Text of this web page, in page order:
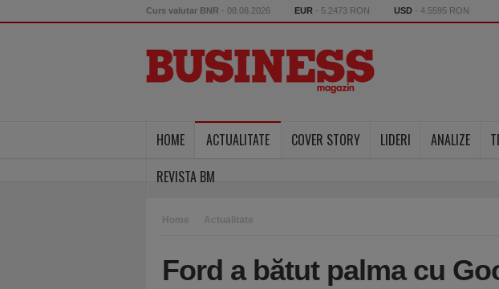
Curs valutar BNR - 08.08.2026 EUR - 5.2473 RON USD - 4.5595 RON
HOME ACTUALITATE COVER STORY LIDERI ANALIZE
REVISTA BM
Home Actualitate
Ford a bătut palma cu